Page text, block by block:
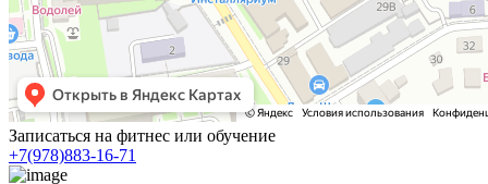
Записаться на фитнес или обучение
+7(978)883-16-71